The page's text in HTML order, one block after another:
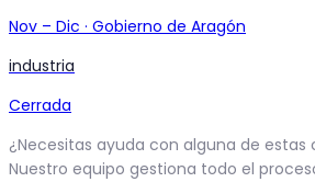
Nov – Dic · Gobierno de Aragón
industria
Cerrada
¿Necesitas ayuda con alguna de estas
Nuestro equipo gestiona todo el